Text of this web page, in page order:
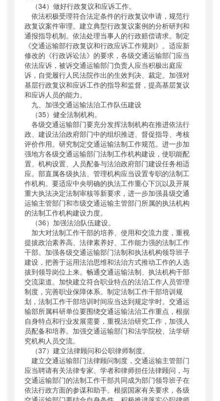
（34）做好行政复议和应诉工作。
依法积极受理符合法定条件的行政复议申请，规范行
政复议案件审理。建立典型行政复议案例的分析研判和
通报指导机制。依法处理当事人的行政赔偿请求。制定
《交通运输部行政复议和行政应诉工作规则》。适应新
修改的《行政诉讼法》的要求，各级交通运输部门应当
依法应诉，被诉交通运输部门负责人应当积极出庭应
诉，自觉履行人民法院作出的生效判决、裁定。加强对
基层行政复议和应诉工作的指导和监督，提高基层复议
和应诉人员的能力。
九、加强交通运输法治工作队伍建设
（35）健全法制机构。
各级交通运输部门要充分发挥法制机构在推进依法行
政、建设法治政府部门中的组织推进、督促指导、考核
评价作用。研究制定交通运输法制工作规范。进一步加
强地方各级交通运输部门法制工作机构建设，使职能配
置、机构设置、人员配备与法治政府部门建设任务相适
应。部直属各级执法、管理机构应当设置专职的法制工
作机构。要适应中央明确的执法工作重心下沉以及开展
重大执法决定法制审核等新要求，进一步加强县级交通
运输主管部门和市级交通运输主管部门所属的执法机构
的法制工作机构建设力度。
（36）加强法治队伍建设。
加大对法制工作干部的培养、使用和交流力度，重视
提拔政治素养高、法律素养好、工作能力强的法制工作
干部。加强各级交通运输部门法制和执法机构领导班子
建设，把善于运用法治思维和法治方式推动工作的人选
拔到领导岗位上来。畅通交通运输法制、执法机构干部
交流渠道。加快建立符合职业特点的法治工作人员管理
制度，完善职业保障体系。制定法制工作干部培训规
划，法制工作干部培训时间应当达到规定学时。交通运
输部所属科研单位要围绕交通运输法治工作重点，根据
自身特点和行业发展需要，重视法治研究工作，加强人
员配备和培养。加强交通运输部门和法学院校、法学研
究机构人员交流。
（37）建立法律顾问和公职律师制度。
建立交通运输部门法律顾问制度，交通运输主管部门
应当聘请有关法律专家、学者和律师担任法律顾问，与
交通运输部门的法制工作干部共同成为部门领导班子在
依法行政方面的参谋和助手。根据国家有关要求，各级